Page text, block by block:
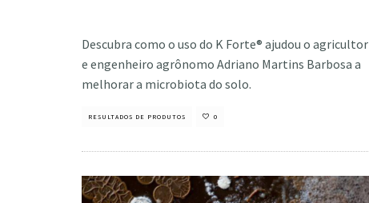
Descubra como o uso do K Forte® ajudou o agricultor
e engenheiro agrônomo Adriano Martins Barbosa a
melhorar a microbiota do solo.
RESULTADOS DE PRODUTOS 0